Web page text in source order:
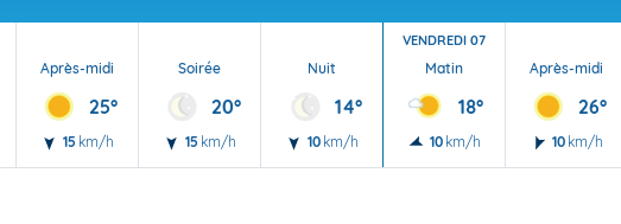
Après-midi
25°
15 km/h
Soirée
20°
15 km/h
Nuit
14°
10 km/h
VENDREDI 07
Matin
18°
10 km/h
Après-midi
26°
10 km/h